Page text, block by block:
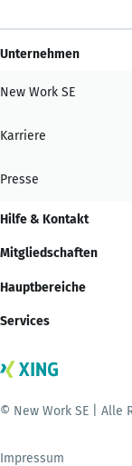
Unternehmen
New Work SE
Karriere
Presse
Hilfe & Kontakt
Mitgliedschaften
Hauptbereiche
Services
© New Work SE | Alle
Impressum